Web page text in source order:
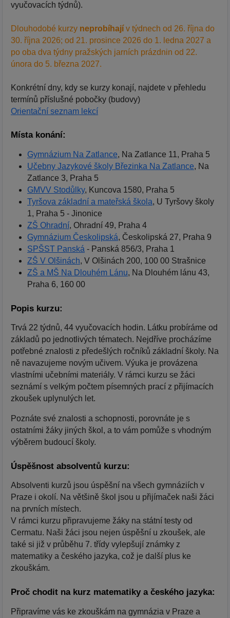
vyučovacích týdnů).
Dlouhodobé kurzy neprobíhají v týdnech od 26. října do
30. října 2026; od 21. prosince 2026 do 1. ledna 2027 a
po oba dva týdny pražských jarních prázdnin od 22.
února do 5. března 2027.
Konkrétní dny, kdy se kurzy konají, najdete v přehledu
termínů příslušné pobočky (budovy)
Orientační seznam lekcí
Místa konání:
Gymnázium Na Zatlance, Na Zatlance 11, Praha 5
Učebny Jazykové školy Březinka Na Zatlance, Na
Zatlance 3, Praha 5
GMVV Stodůlky, Kuncova 1580, Praha 5
Tyršova základní a mateřská škola, U Tyršovy školy
1, Praha 5 - Jinonice
ZŠ Ohradní, Ohradní 49, Praha 4
Gymnázium Českolipská, Českolipská 27, Praha 9
SPŠST Panská - Panská 856/3, Praha 1
ZŠ V Olšinách, V Olšinách 200, 100 00 Strašnice
ZŠ a MŠ Na Dlouhém Lánu, Na Dlouhém lánu 43,
Praha 6, 160 00
Popis kurzu:
Trvá 22 týdnů, 44 vyučovacích hodin. Látku probíráme od
základů po jednotlivých tématech. Nejdříve procházíme
potřebné znalosti z předešlých ročníků základní školy. Na
ně navazujeme novým učivem. Výuka je provázena
vlastními učebními materiály. V rámci kurzu se žáci
seznámí s velkým počtem písemných prací z přijímacích
zkoušek uplynulých let.
Poznáte své znalosti a schopnosti, porovnáte je s
ostatními žáky jiných škol, a to vám pomůže s vhodným
výběrem budoucí školy.
Úspěšnost absolventů kurzu:
Absolventi kurzů jsou úspěšní na všech gymnáziích v
Praze i okolí. Na většině škol jsou u přijímaček naši žáci
na prvních místech.
V rámci kurzu připravujeme žáky na státní testy od
Cermatu. Naši žáci jsou nejen úspěšní u zkoušek, ale
také si již v průběhu 7. třídy vylepšují známky z
matematiky a českého jazyka, což je další plus ke
zkouškám.
Proč chodit na kurz matematiky a českého jazyka:
Připravíme vás ke zkouškám na gymnázia v Praze a